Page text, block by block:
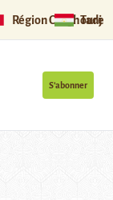
Région Ouïghoure
S’abonner